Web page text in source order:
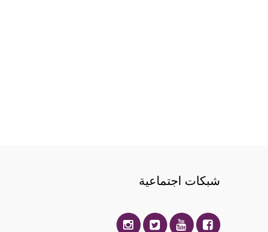
شبكات اجتماعية